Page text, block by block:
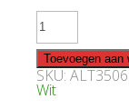
Offida
Verdicchio
dei
Castelli
di
Jesi
Classico
Toevoegen aan
SKU:
Wit